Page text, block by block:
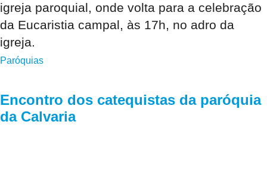
igreja paroquial, onde volta para a celebração
da Eucaristia campal, às 17h, no adro da
igreja.
Paróquias
Encontro dos catequistas da paróquia
da Calvaria